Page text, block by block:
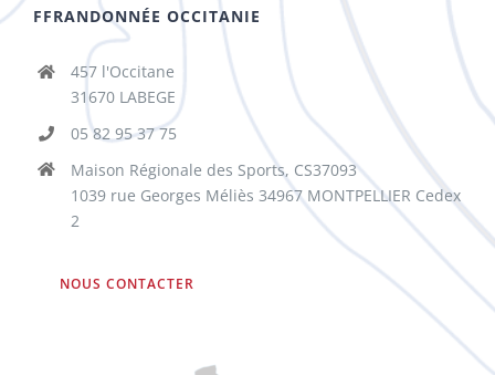
FFRANDONNÉE OCCITANIE
457 l'Occitane
31670 LABEGE
05 82 95 37 75
Maison Régionale des Sports, CS37093
1039 rue Georges Méliès 34967 MONTPELLIER Cedex
2
NOUS CONTACTER